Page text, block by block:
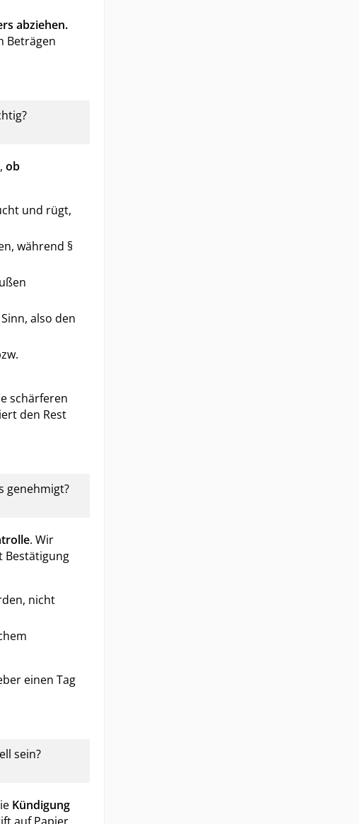
abziehen.
Beträgen
ob
und rügt,
während §
also den
schärferen
den Rest
genehmigt?
. Wir
Bestätigung
nicht
einen Tag
sein?
Kündigung